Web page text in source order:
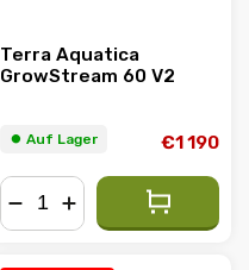
Terra Aquatica
GrowStream 60 V2
⏺︎ Auf Lager €1 190